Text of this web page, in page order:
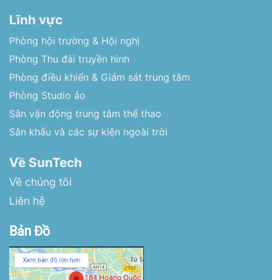
Lĩnh vực
Phòng hội trường & Hội nghị
Phòng Thu đài truyền hình
Phòng điều khiển & Giám sát trung tâm
Phòng Studio ảo
Sân vận động trung tâm thể thao
Sân khấu và các sự kiện ngoài trời
Về SunTech
Về chúng tôi
Liên hệ
Bản Đồ